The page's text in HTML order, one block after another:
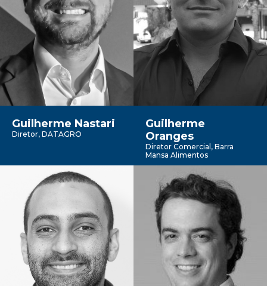
Guilherme Nastari
Diretor, DATAGRO
Guilherme
Oranges
Diretor Comercial, Barra
Mansa Alimentos